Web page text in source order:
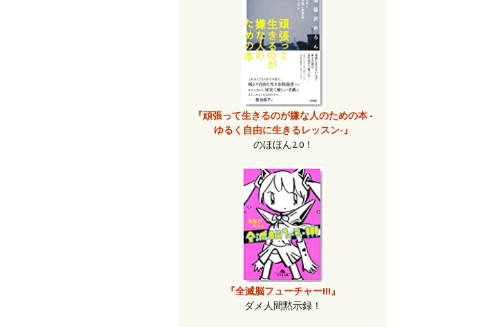
『頑張って生きるのが嫌な人のための本 -
ゆるく自由に生きるレッスン-』
のほほん2.0！
『全滅脳フューチャー!!!』
ダメ人間黙示録！